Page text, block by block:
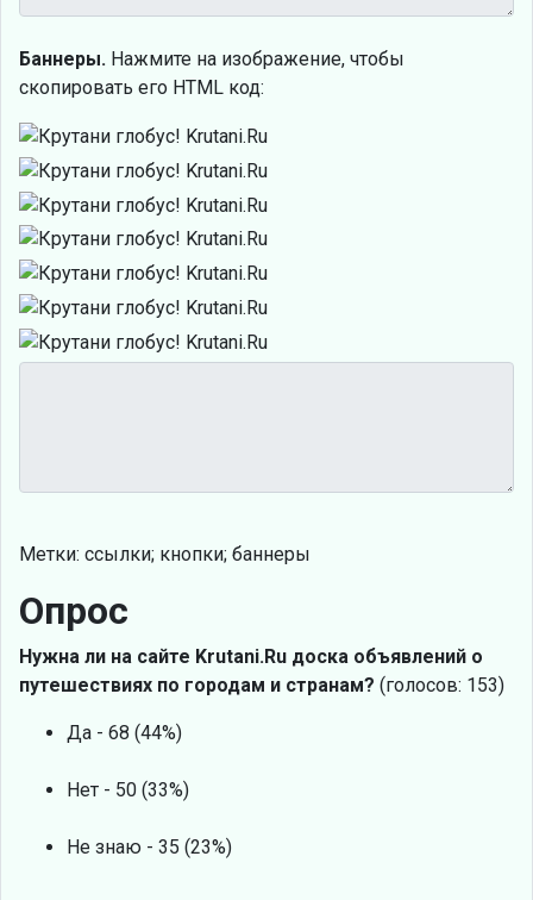
Баннеры. Нажмите на изображение, чтобы
скопировать его HTML код:
Метки: ссылки; кнопки; баннеры
Опрос
Нужна ли на сайте Krutani.Ru доска объявлений о
путешествиях по городам и странам? (голосов: 153)
Да - 68 (44%)
Нет - 50 (33%)
Не знаю - 35 (23%)